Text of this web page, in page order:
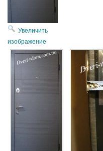
Увеличить
изображение